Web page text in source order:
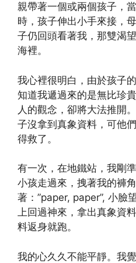
親帶著一個或兩個孩子，
時，孩子伸出小手來接，
子仍回頭看著我，那雙渴
海裡。
我心裡很明白，由於孩子
知道我遞過來的是無比珍
人的觀念，卻將大法推開
子沒拿到真象資料，可他
得救了。
有一次，在地鐵站，我剛
小孩走過來，拽著我的褲
著：”paper, paper”, 小臉
上回過神來，拿出真象資
料返身就跑。
我的心久久不能平靜。我